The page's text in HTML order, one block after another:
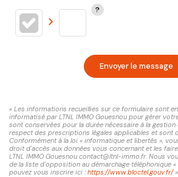
Envoyer le message
« Les informations recueillies sur ce formulaire sont
informatisé par LTNL IMMO Gouesnou pour gérer
sont conservées pour la durée nécessaire à la
respect des prescriptions légales applicables et sont
Conformément à la loi « informatique et libertés »,
droit d'accès aux données vous concernant et les
LTNL IMMO Gouesnou contact@ltnl-immo.fr. Nous
de la liste d'opposition au démarchage téléphonique «
pouvez vous inscrire ici : https://www.bloctel.gouv.fr/»